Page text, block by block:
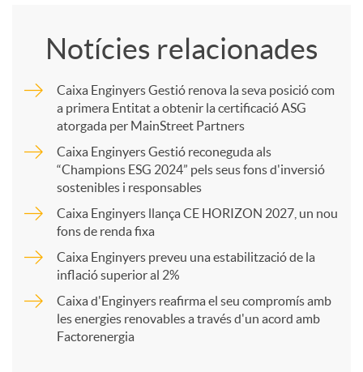
r
Notícies relacionades
Caixa Enginyers Gestió renova la seva posició com
a primera Entitat a obtenir la certificació ASG
atorgada per MainStreet Partners
Caixa Enginyers Gestió reconeguda als
“Champions ESG 2024” pels seus fons d'inversió
sostenibles i responsables
Caixa Enginyers llança CE HORIZON 2027, un nou
fons de renda fixa
Caixa Enginyers preveu una estabilització de la
inflació superior al 2%
Caixa d'Enginyers reafirma el seu compromís amb
les energies renovables a través d'un acord amb
Factorenergia